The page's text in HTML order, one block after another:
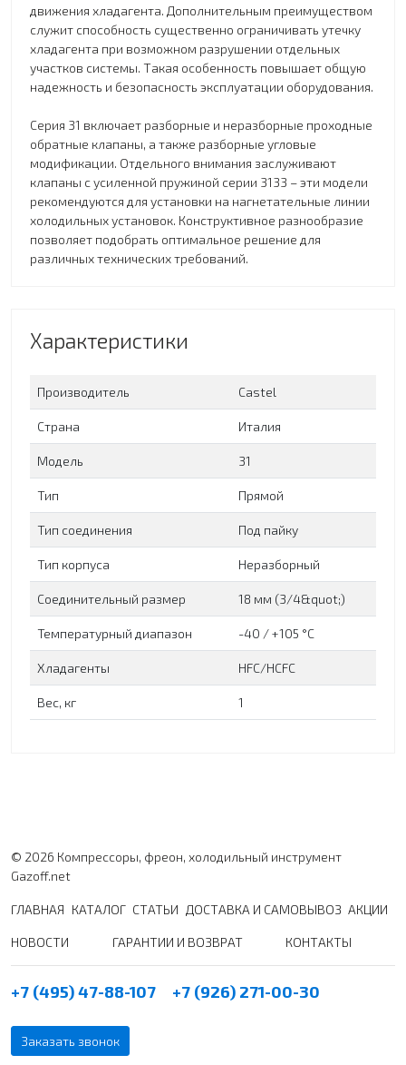
движения хладагента. Дополнительным преимуществом
служит способность существенно ограничивать утечку
хладагента при возможном разрушении отдельных
участков системы. Такая особенность повышает общую
надежность и безопасность эксплуатации оборудования.
Серия 31 включает разборные и неразборные проходные
обратные клапаны, а также разборные угловые
модификации. Отдельного внимания заслуживают
клапаны с усиленной пружиной серии 3133 – эти модели
рекомендуются для установки на нагнетательные линии
холодильных установок. Конструктивное разнообразие
позволяет подобрать оптимальное решение для
различных технических требований.
Характеристики
Производитель Сastel
Страна Италия
Модель 31
Тип Прямой
Тип соединения Под пайку
Тип корпуса Неразборный
Соединительный размер 18 мм (3/4&quot;)
Температурный диапазон -40 / +105 °C
Хладагенты HFC/HCFC
Вес, кг 1
© 2026 Компрессоры, фреон, холодильный инструмент
Gazoff.net
ГЛАВНАЯ КАТАЛОГ СТАТЬИ ДОСТАВКА И САМОВЫВОЗ АКЦИИ
НОВОСТИ ГАРАНТИИ И ВОЗВРАТ КОНТАКТЫ
+7 (495) 47-88-107 +7 (926) 271-00-30
Заказать звонок